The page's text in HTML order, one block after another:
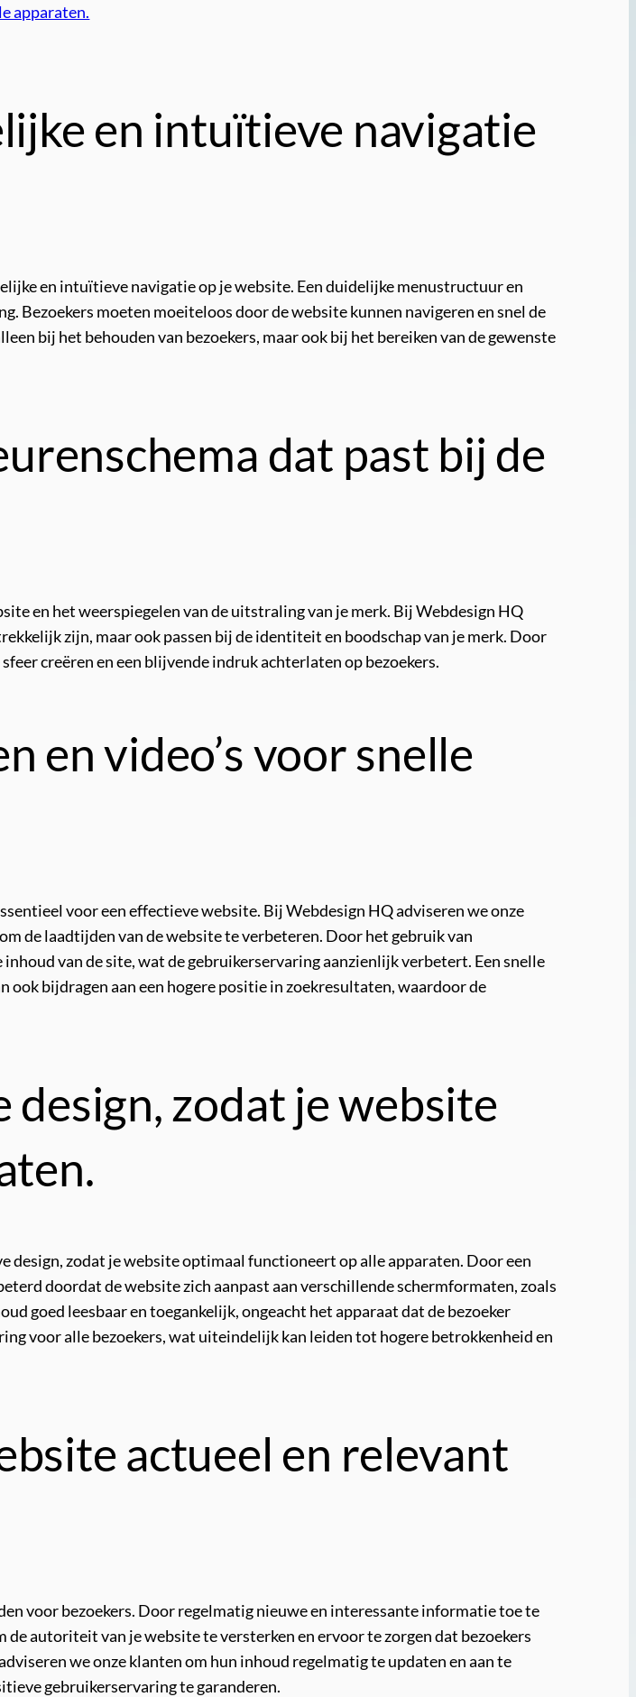
apparaten.
en intuïtieve navigatie
en intuïtieve navigatie op je website. Een duidelijke menustructuur en
Bezoekers moeten moeiteloos door de website kunnen navigeren en snel de
bij het behouden van bezoekers, maar ook bij het bereiken van de gewenste
dat past bij de
en het weerspiegelen van de uitstraling van je merk. Bij Webdesign HQ
zijn, maar ook passen bij de identiteit en boodschap van je merk. Door
creëren en een blijvende indruk achterlaten op bezoekers.
en video’s voor snelle
voor een effectieve website. Bij Webdesign HQ adviseren we onze
de laadtijden van de website te verbeteren. Door het gebruik van
van de site, wat de gebruikerservaring aanzienlijk verbetert. Een snelle
bijdragen aan een hogere positie in zoekresultaten, waardoor de
zodat je website
design, zodat je website optimaal functioneert op alle apparaten. Door een
doordat de website zich aanpast aan verschillende schermformaten, zoals
goed leesbaar en toegankelijk, ongeacht het apparaat dat de bezoeker
voor alle bezoekers, wat uiteindelijk kan leiden tot hogere betrokkenheid en
actueel en relevant
voor bezoekers. Door regelmatig nieuwe en interessante informatie toe te
autoriteit van je website te versterken en ervoor te zorgen dat bezoekers
we onze klanten om hun inhoud regelmatig te updaten en aan te
gebruikerservaring te garanderen.